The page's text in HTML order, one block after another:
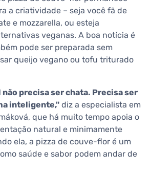
a criatividade – seja você fã de
e mozzarella, ou esteja
veganas. A boa notícia é
pode ser preparada sem
queijo vegano ou tofu triturado
precisa ser chata. Precisa ser
inteligente," diz a especialista em
que há muito tempo apoia o
natural e minimamente
ela, a pizza de couve-flor é um
saúde e sabor podem andar de